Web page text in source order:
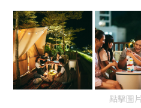
點擊圖